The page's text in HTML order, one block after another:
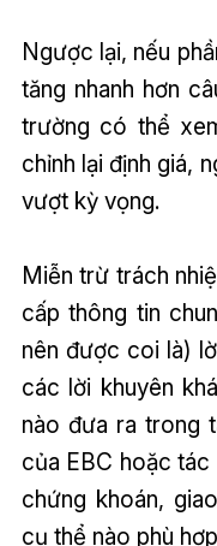
Ngược lại, nếu
tăng nhanh hơn
trường có thể
chỉnh lại định giá,
vượt kỳ vọng.
Miễn trừ trách
cấp thông tin
nên được coi là)
các lời khuyên
nào đưa ra trong
của EBC hoặc
chứng khoán,
cụ thể nào phù